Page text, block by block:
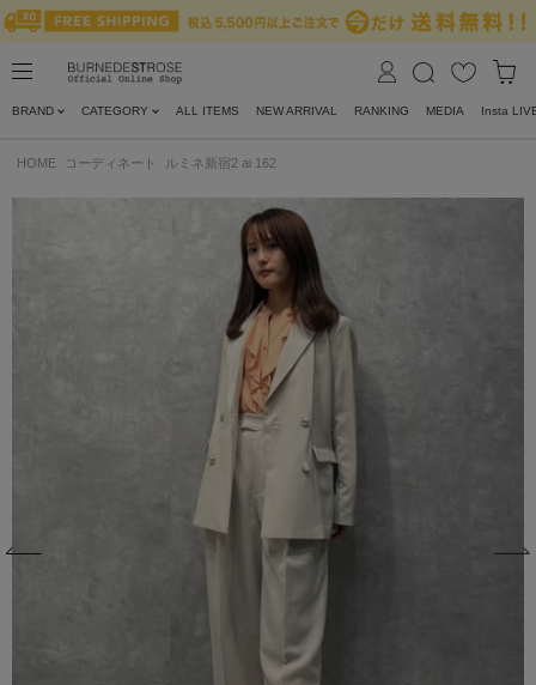
BRAND CATEGORY ALL ITEMS NEW ARRIVAL RANKING MEDIA Insta
HOME コーディネート ルミネ新宿2 ai 162